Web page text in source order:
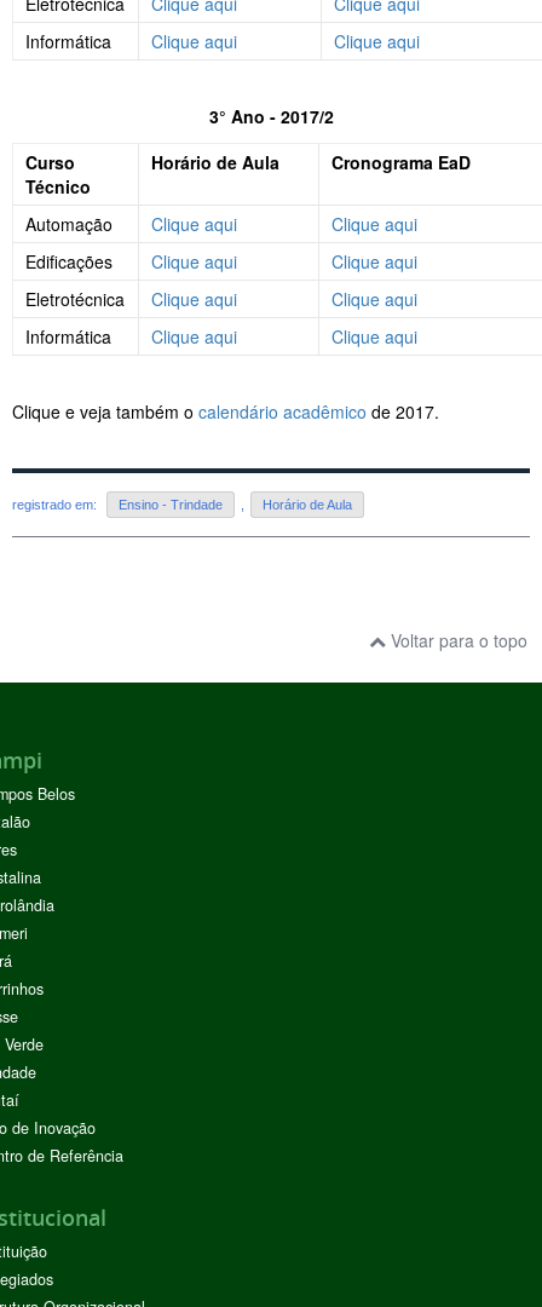
Informática
Clique aqui Clique aqui
3° Ano - 2017/2
Curso
Técnico
Horário de Aula Cronograma EaD
Automação Clique aqui
Clique aqui
Edificações
Clique aqui
Clique aqui
Eletrotécnica
Clique aqui
Clique aqui
Informática
Clique aqui Clique aqui
Clique e veja também o calendário acadêmico de 2017.
registrado em: Ensino - Trindade Horário de Aula
Voltar para o topo
Belos
de Inovação
de Referência